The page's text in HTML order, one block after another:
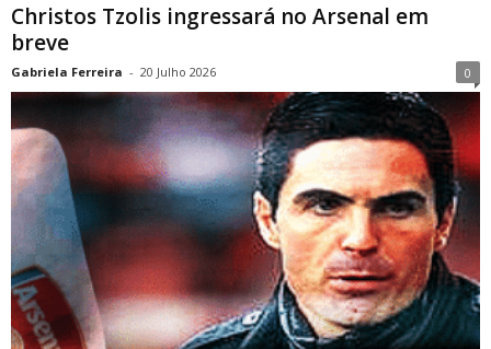
Christos Tzolis ingressará no Arsenal em
breve
Gabriela Ferreira - 20 Julho 2026 0